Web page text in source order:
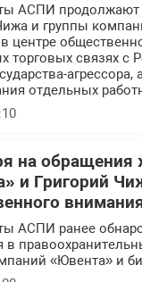
АСПИ продолжают
и группы
в центре
торговых связях с
отдельных
на обращения
и Григорий
АСПИ ранее
в
«Ювента» и